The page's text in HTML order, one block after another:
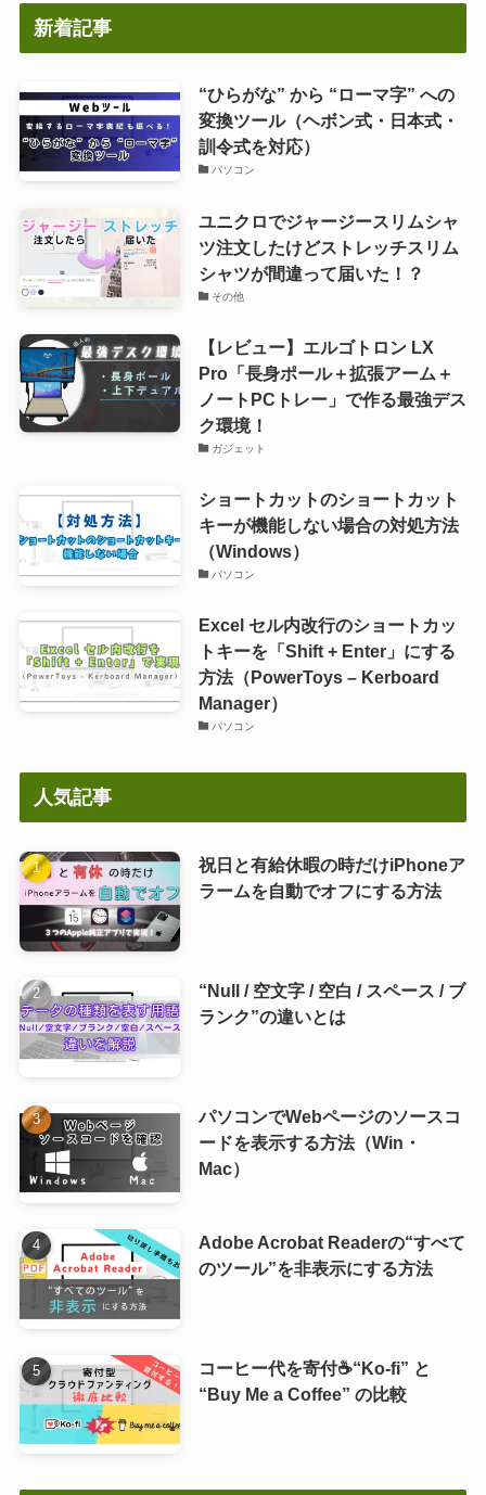
新着記事
“ひらがな” から “ローマ字” への
変換ツール（ヘボン式・日本式・
訓令式を対応）
パソコン
ユニクロでジャージースリムシャ
ツ注文したけどストレッチスリム
シャツが間違って届いた！？
その他
【レビュー】エルゴトロン LX
Pro「長身ポール＋拡張アーム＋
ノートPCトレー」で作る最強デス
ク環境！
ガジェット
ショートカットのショートカット
キーが機能しない場合の対処方法
（Windows）
パソコン
Excel セル内改行のショートカッ
トキーを「Shift + Enter」にする
方法（PowerToys – Kerboard
Manager）
パソコン
人気記事
祝日と有給休暇の時だけiPhoneア
ラームを自動でオフにする方法
“Null / 空文字 / 空白 / スペース / ブ
ランク”の違いとは
パソコンでWebページのソースコ
ードを表示する方法（Win・
Mac）
Adobe Acrobat Readerの“すべて
のツール”を非表示にする方法
コーヒー代を寄付☕“Ko-fi” と
“Buy Me a Coffee” の比較